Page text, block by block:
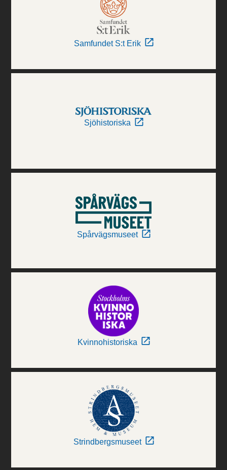
Samfundet S:t Erik
Sjöhistoriska
Spårvägsmuseet
Kvinnohistoriska
Strindbergsmuseet